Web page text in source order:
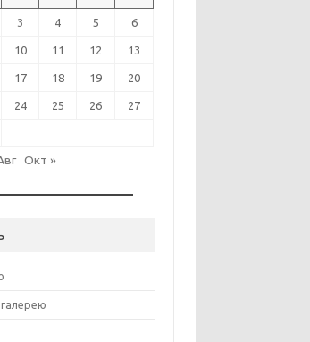
3 4 5 6
10 11 12 13
17 18 19 20
24 25 26 27
Окт »